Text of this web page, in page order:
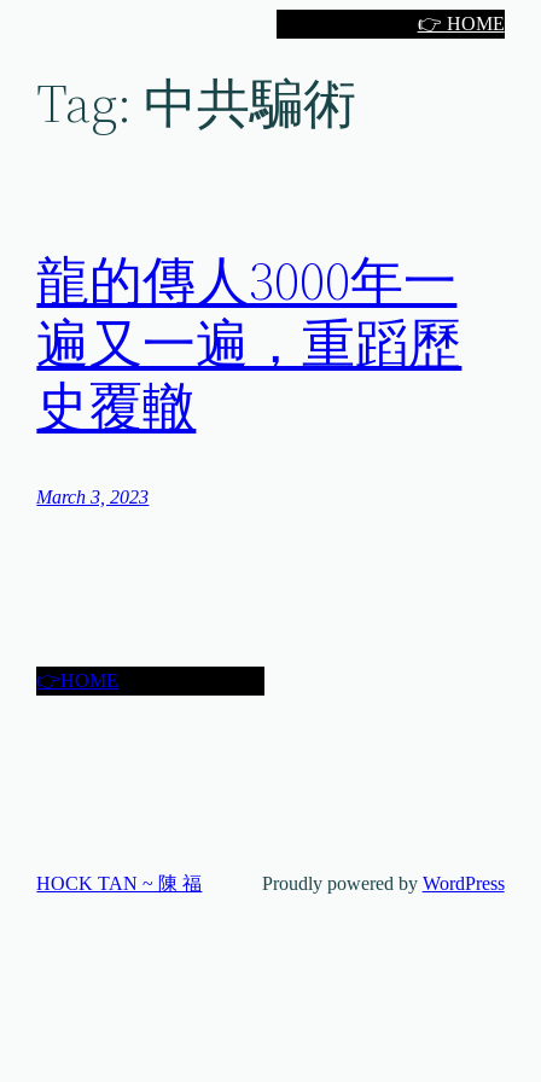
👉 HOME
Tag: 中共騙術
龍的傳人3000年一
遍又一遍，重蹈歷
史覆轍
March 3, 2023
👉HOME
HOCK TAN ~ 陳 福 Proudly powered by WordPress